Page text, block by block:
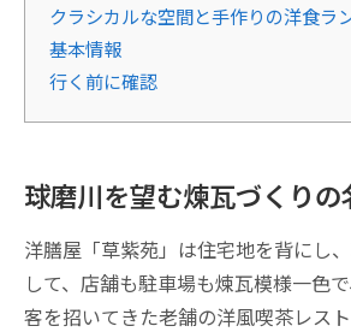
クラシカルな空間と手作りの洋食ラ
基本情報
行く前に確認
球磨川を望む煉瓦づくりの
洋膳屋「草紫苑」は住宅地を背にし
して、店舗も駐車場も煉瓦模様一色
客を招いてきた老舗の洋風喫茶レスト